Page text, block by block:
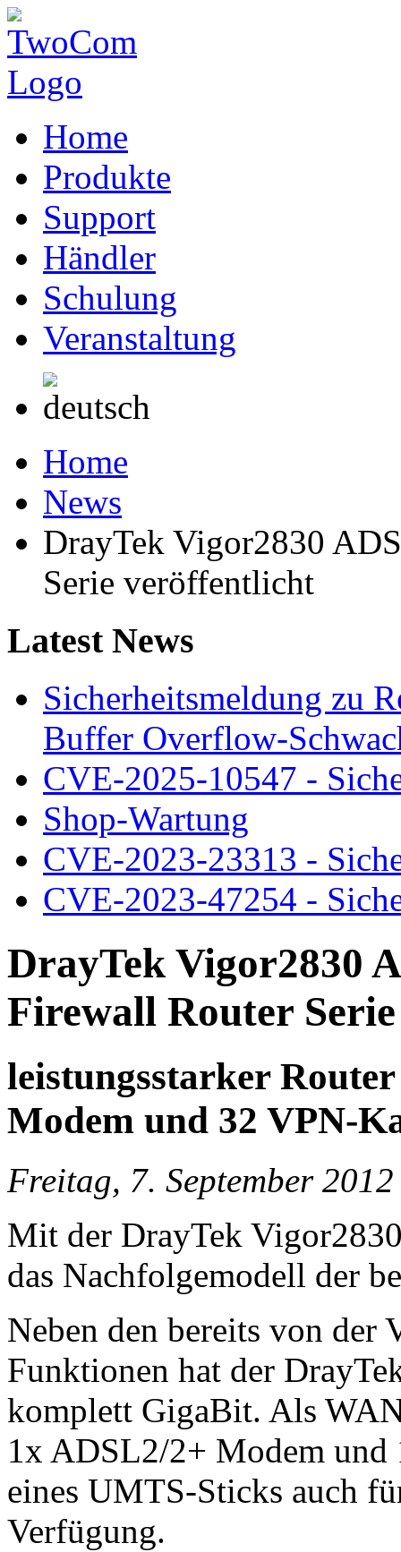
Home
Produkte
Support
Händler
Schulung
Veranstaltung
Home
News
DrayTek Vigor2830
Serie veröffentlicht
Latest News
Sicherheitsmeldung zu
Buffer Overflow-
CVE-2025-10547 -
Shop-Wartung
CVE-2023-23313 -
CVE-2023-47254 -
DrayTek Vigor2830
Firewall Router
leistungsstarker
Modem und 32 VPN-
Freitag, 7. September 2012
Mit der DrayTek
das Nachfolgemodell der
Neben den bereits von der
Funktionen hat der
komplett GigaBit. Als
1x ADSL2/2+ Modem
eines UMTS-Sticks auch
Verfügung.